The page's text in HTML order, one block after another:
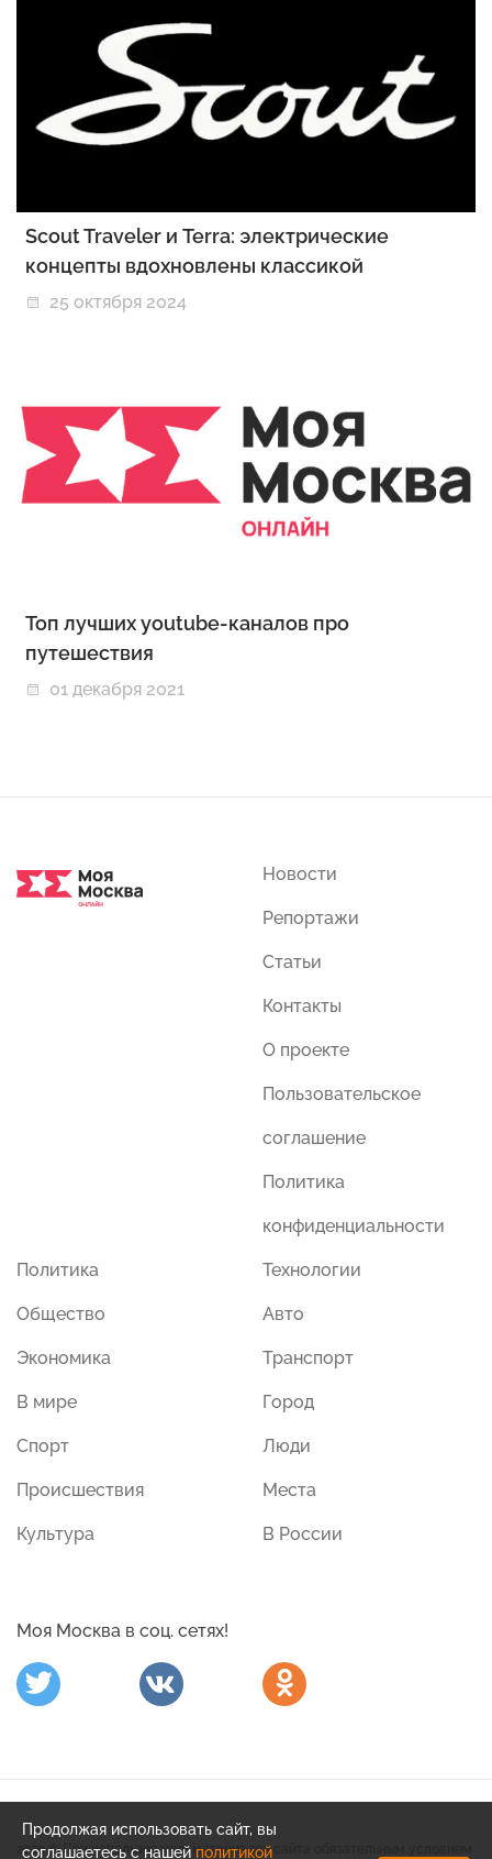
Scout Traveler и Terra: электрические
концепты вдохновлены классикой
25 октября 2024
Топ лучших youtube-каналов про
путешествия
01 декабря 2021
Продолжая использовать сайт, вы
соглашаетесь с нашей политикой
Новости
Репортажи
Статьи
Контакты
О проекте
Пользовательское
соглашение
Политика
конфиденциальности
Политика
Общество
Экономика
В мире
Спорт
Происшествия
Культура
Технологии
Авто
Транспорт
Город
Люди
Места
В России
Моя Москва в соц. сетях!
2020 © При использовании материалов сайта обязательным условием